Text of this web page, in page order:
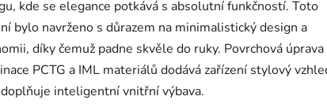
kde se elegance potkává s absolutní funkčností. Toto
bylo navrženo s důrazem na minimalistický design a
díky čemuž padne skvěle do ruky. Povrchová úprava
PCTG a IML materiálů dodává zařízení stylový
inteligentní vnitřní výbava.